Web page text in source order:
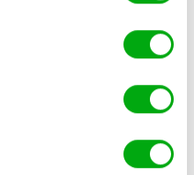
Natur